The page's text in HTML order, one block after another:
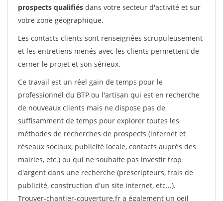
prospects qualifiés dans votre secteur d'activité et sur
votre zone géographique.
Les contacts clients sont renseignées scrupuleusement
et les entretiens menés avec les clients permettent de
cerner le projet et son sérieux.
Ce travail est un réel gain de temps pour le
professionnel du BTP ou l'artisan qui est en recherche
de nouveaux clients mais ne dispose pas de
suffisamment de temps pour explorer toutes les
méthodes de recherches de prospects (internet et
réseaux sociaux, publicité locale, contacts auprès des
mairies, etc.) ou qui ne souhaite pas investir trop
d'argent dans une recherche (prescripteurs, frais de
publicité, construction d'un site internet, etc...).
Trouver-chantier-couverture.fr a également un oeil